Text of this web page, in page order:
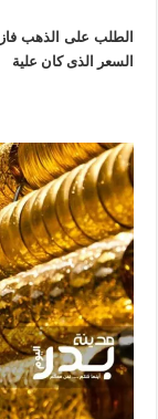
الطلب على الذهب
السعر الذى كان علية